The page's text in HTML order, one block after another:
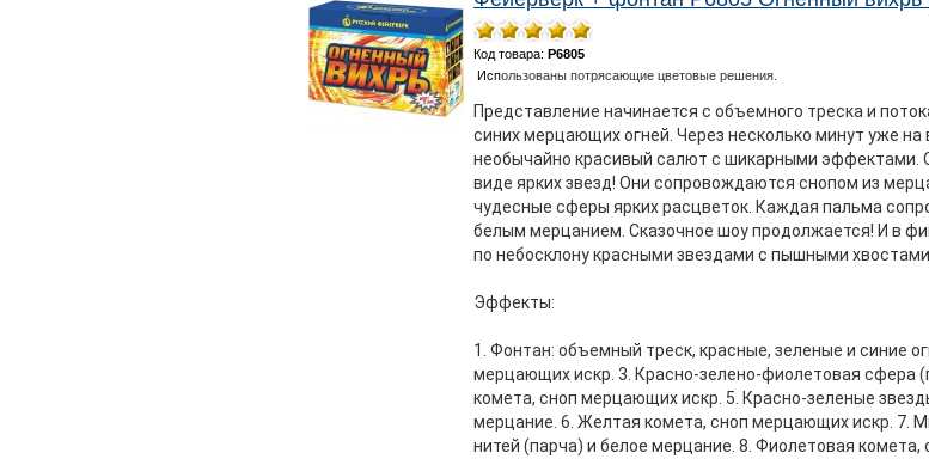
Код товара: Р6805
Использованы потрясающие цветовые решения.
Представление начинается с объемного треска и
синих мерцающих огней. Через несколько минут уже на
необычайно красивый салют с шикарными эффектами.
виде ярких звезд! Они сопровождаются снопом из
чудесные сферы ярких расцветок. Каждая пальма
белым мерцанием. Сказочное шоу продолжается! И в
по небосклону красными звездами с пышными хвостами.
Эффекты:
1. Фонтан: объемный треск, красные, зеленые и синие
мерцающих искр. 3. Красно-зелено-фиолетовая сфера
комета, сноп мерцающих искр. 5. Красно-зеленые
мерцание. 6. Желтая комета, сноп мерцающих искр. 7.
нитей (парча) и белое мерцание. 8. Фиолетовая